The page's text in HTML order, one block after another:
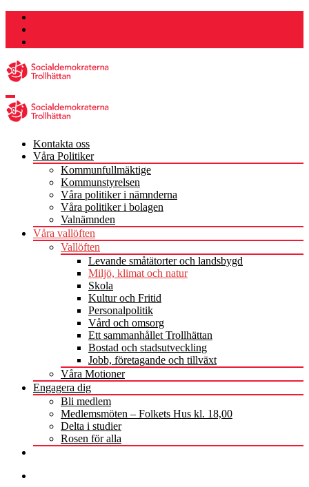
Hoppa
innehåll
Kontakta oss
Våra Politiker
Kommunfullmäktige
Kommunstyrelsen
Våra politiker i nämnderna
Våra politiker i bolagen
Valnämnden
Våra vallöften
Vallöften
Levande småtätorter och landsbygd
Miljö, klimat och natur
Skola
Kultur och Fritid
Personalpolitik
Vård och omsorg
Ett sammanhållet Trollhättan
Bostad och stadsutveckling
Jobb, företagande och tillväxt
Våra Motioner
Engagera dig
Bli medlem
Medlemsmöten – Folkets Hus kl. 18,00
Delta i studier
Rosen för alla